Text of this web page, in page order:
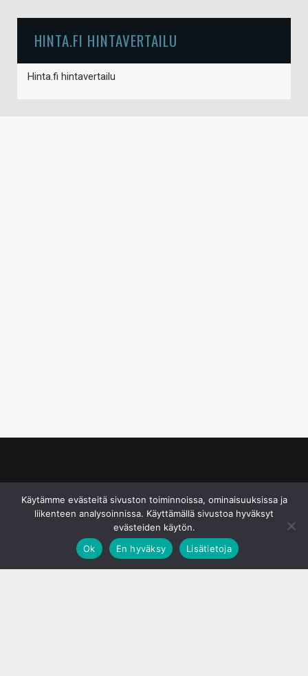
HINTA.FI HINTAVERTAILU
Hinta.fi hintavertailu
Käytämme evästeitä sivuston toiminnoissa, ominaisuuksissa ja
liikenteen analysoinnissa. Käyttämällä sivustoa hyväksyt
evästeiden käytön.
Ok
En hyväksy Lisätietoja